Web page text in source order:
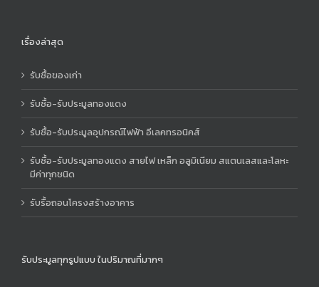
เรื่องล่าสุด
รับซื้อของเก่า
รับซื้อ-รับประมูลทองแดง
รับซื้อ-รับประมูลอุปกรณ์ไฟฟ้า อีเลคทรอนิคส์
รับซื้อ-รับประมูลทองแดง สายไฟ เหล็ก อลูมิเนียม สแตนเลสและโลหะ
มีค่าทุกชนิด
รับรื้อถอนโครงสร้างอาคาร
รับประมูลทุกรูปแบบ ในปริมาณที่มากๆ